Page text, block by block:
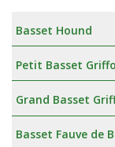
Basset Hound
Petit Basset
Grand Basset
Basset Fauve de